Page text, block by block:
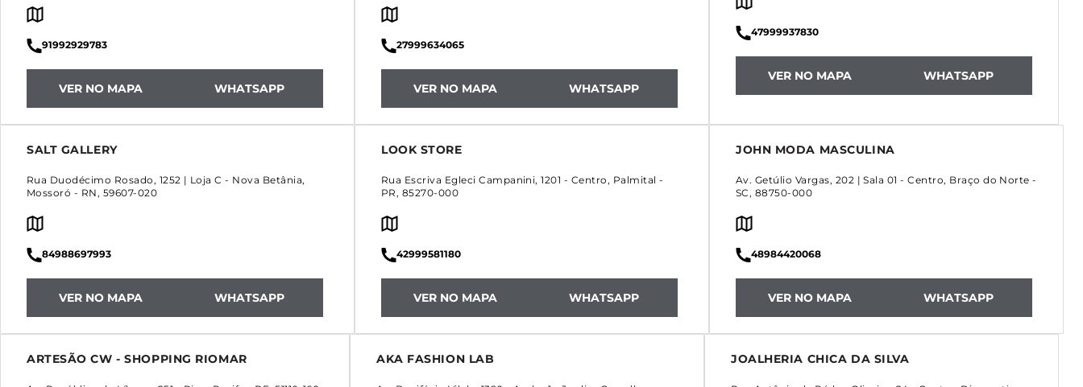
91992929783
VER NO MAPA WHATSAPP
27999634065
VER NO MAPA WHATSAPP
47999937830
VER NO MAPA WHATSAPP
SALT GALLERY
Rua Duodécimo Rosado, 1252 | Loja C - Nova Betânia,
Mossoró - RN, 59607-020
84988697993
VER NO MAPA WHATSAPP
LOOK STORE
Rua Escriva Egleci Campanini, 1201 - Centro, Palmital -
PR, 85270-000
42999581180
VER NO MAPA WHATSAPP
JOHN MODA MASCULINA
Av. Getúlio Vargas, 202 | Sala 01 -Centro, Braço do Norte -
SC, 88750-000
48984420068
VER NO MAPA WHATSAPP
ARTESÃO CW - SHOPPING RIOMAR AKA FASHION LAB JOALHERIA CHICA DA SILVA